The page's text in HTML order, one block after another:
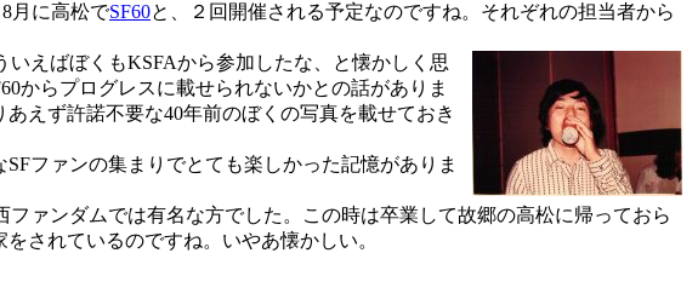
月に高松でSF60と、２回開催される予定なのですね。それぞれの担当者から
えばぼくもKSFAから参加したな、と懐かしく思
からプログレスに載せられないかとの話がありま
えず許諾不要な40年前のぼくの写真を載せておき
ファンの集まりでとても楽しかった記憶がありま
ァンダムでは有名な方でした。この時は卒業して故郷の高松に帰っておら
されているのですね。いやあ懐かしい。